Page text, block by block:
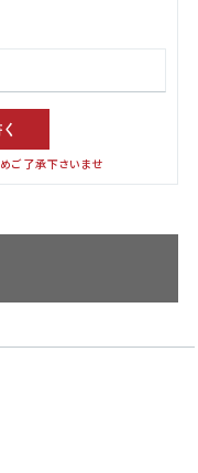
ご了承下さいませ